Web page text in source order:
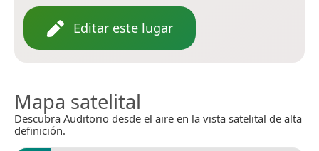
Editar este lugar
Mapa satelital
Descubra Auditorio desde el aire en la vista satelital de alta
definición.